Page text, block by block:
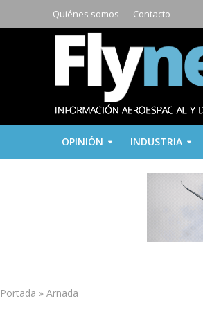
Quiénes somos Contacto
OPINIÓN INDUSTRIA
Portada » Arnada